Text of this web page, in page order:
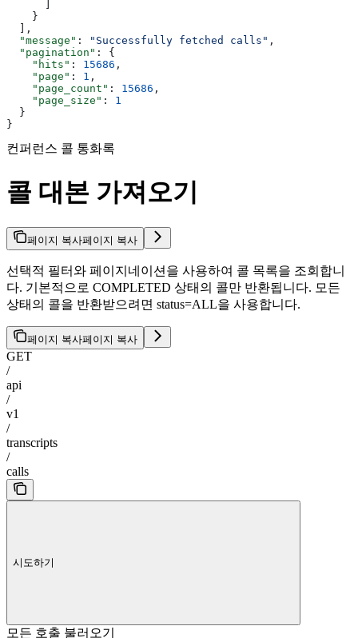
    }
  ],
  "message"
: "Successfully fetched calls" ,
  "pagination"
: {
    "hits"
: 15686 ,
    "page"
: 1 ,
    "page_count"
: 15686 ,
    "page_size"
: 1
  }
}
컨퍼런스 콜 통화록
콜 대본 가져오기
페이지 복사페이지 복사
선택적 필터와 페이지네이션을 사용하여 콜 목록을 조회합니
다. 기본적으로 COMPLETED 상태의 콜만 반환됩니다. 모든
상태의 콜을 반환받으려면 status=ALL을 사용합니다.
페이지 복사페이지 복사
GET
/
api
/
v1
/
transcripts
/
calls
시도하기
모든 호출 불러오기